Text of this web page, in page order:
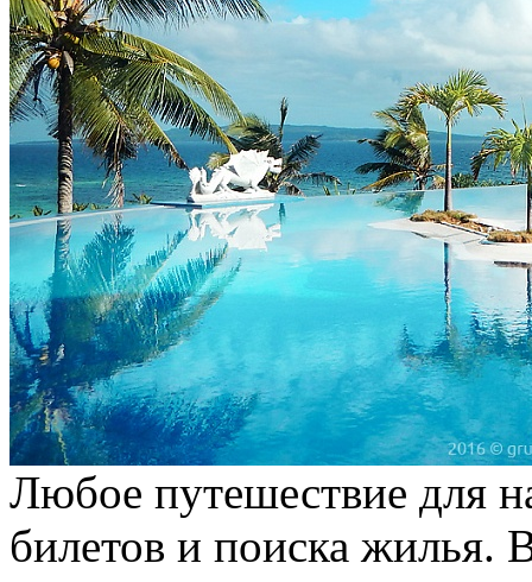
Любое путешествие для
билетов и поиска жилья.